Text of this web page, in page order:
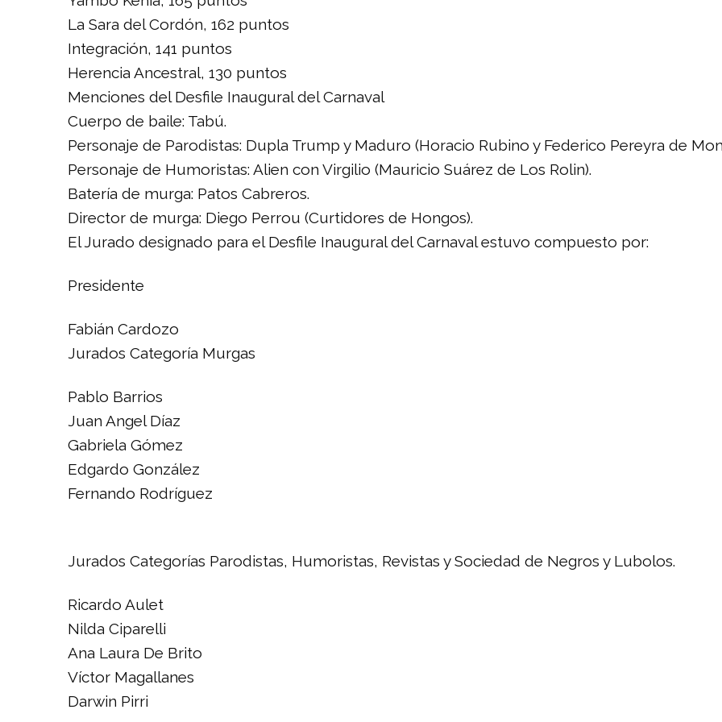
La Sara del Cordón, 162 puntos
Integración, 141 puntos
Herencia Ancestral, 130 puntos
Menciones del Desfile Inaugural del Carnaval
Cuerpo de baile: Tabú.
Personaje de Parodistas: Dupla Trump y Maduro (Horacio Rubino y Federico Pereyra de
Personaje de Humoristas: Alien con Virgilio (Mauricio Suárez de Los Rolin).
Batería de murga: Patos Cabreros.
Director de murga: Diego Perrou (Curtidores de Hongos).
El Jurado designado para el Desfile Inaugural del Carnaval estuvo compuesto por:
Presidente
Fabián Cardozo
Jurados Categoría Murgas
Pablo Barrios
Juan Angel Díaz
Gabriela Gómez
Edgardo González
Fernando Rodríguez
Jurados Categorías Parodistas, Humoristas, Revistas y Sociedad de Negros y Lubolos.
Ricardo Aulet
Nilda Ciparelli
Ana Laura De Brito
Víctor Magallanes
Darwin Pirri